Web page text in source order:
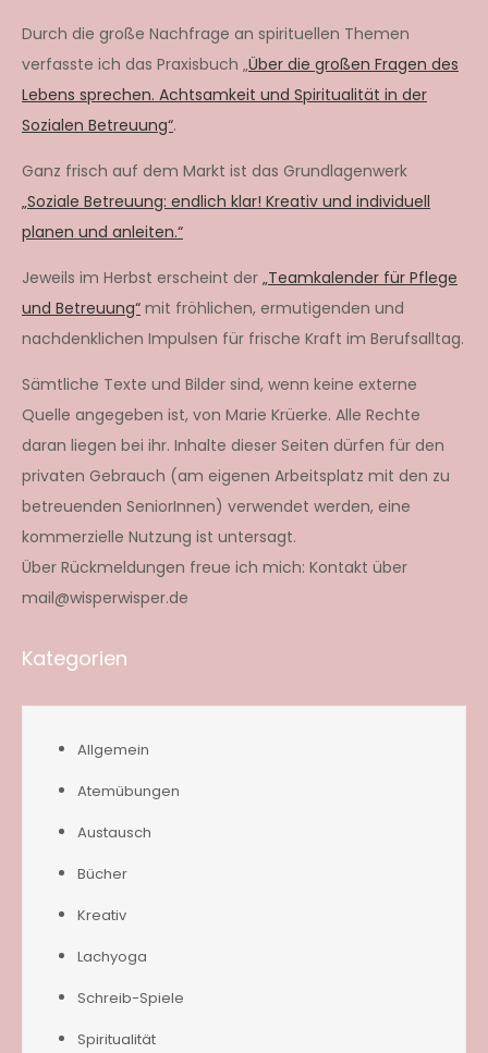
Durch die große Nachfrage an spirituellen Themen
verfasste ich das Praxisbuch „Über die großen Fragen des
Lebens sprechen. Achtsamkeit und Spiritualität in der
Sozialen Betreuung“.
Ganz frisch auf dem Markt ist das Grundlagenwerk
„Soziale Betreuung: endlich klar! Kreativ und individuell
planen und anleiten.“
Jeweils im Herbst erscheint der „Teamkalender für Pflege
und Betreuung“ mit fröhlichen, ermutigenden und
nachdenklichen Impulsen für frische Kraft im Berufsalltag.
Sämtliche Texte und Bilder sind, wenn keine externe
Quelle angegeben ist, von Marie Krüerke. Alle Rechte
daran liegen bei ihr. Inhalte dieser Seiten dürfen für den
privaten Gebrauch (am eigenen Arbeitsplatz mit den zu
betreuenden SeniorInnen) verwendet werden, eine
kommerzielle Nutzung ist untersagt.
Über Rückmeldungen freue ich mich: Kontakt über
mail@wisperwisper.de
Kategorien
Allgemein
Atemübungen
Austausch
Bücher
Kreativ
Lachyoga
Schreib-Spiele
Spiritualität